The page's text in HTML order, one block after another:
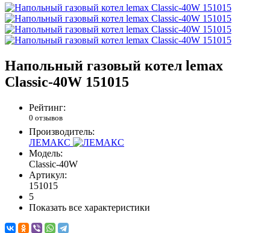
Напольный газовый котел lemax
Classic-40W 151015
Рейтинг:
0 отзывов
Производитель:
ЛЕМАКС
Модель:
Classic-40W
Артикул:
151015
5
Показать все характеристики